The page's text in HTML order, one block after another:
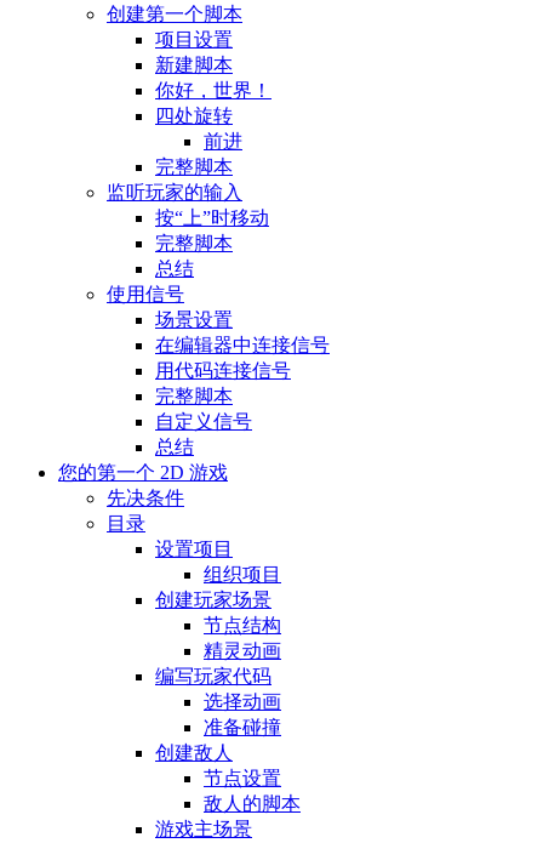
创建第一个脚本
项目设置
新建脚本
你好，世界！
四处旋转
前进
完整脚本
监听玩家的输入
按“上”时移动
完整脚本
总结
使用信号
场景设置
在编辑器中连接信号
用代码连接信号
完整脚本
自定义信号
总结
您的第一个 2D 游戏
先决条件
目录
设置项目
组织项目
创建玩家场景
节点结构
精灵动画
编写玩家代码
选择动画
准备碰撞
创建敌人
节点设置
敌人的脚本
游戏主场景